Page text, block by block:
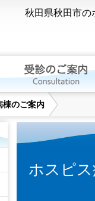
秋田県秋田市の
棟のご案内
ホスピ